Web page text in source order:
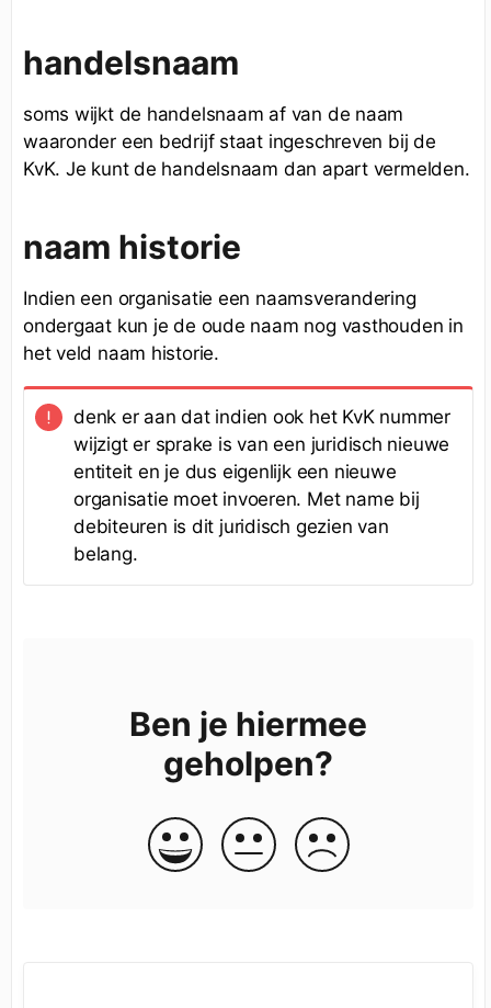
handelsnaam
soms wijkt de handelsnaam af van de naam
waaronder een bedrijf staat ingeschreven bij de
KvK. Je kunt de handelsnaam dan apart vermelden.
naam historie
Indien een organisatie een naamsverandering
ondergaat kun je de oude naam nog vasthouden in
het veld naam historie.
denk er aan dat indien ook het KvK nummer
wijzigt er sprake is van een juridisch nieuwe
entiteit en je dus eigenlijk een nieuwe
organisatie moet invoeren. Met name bij
debiteuren is dit juridisch gezien van
belang.
Ben je hiermee
geholpen?